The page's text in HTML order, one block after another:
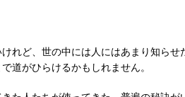
れど、世の中には人にはあまり知らせ
道がひらけるかもしれません。